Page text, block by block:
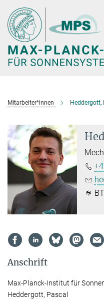
Hauptinhalt
Mitarbeiter*innen Heddergott,
Anschrift
Max-Planck-Institut für
Heddergott, Pascal